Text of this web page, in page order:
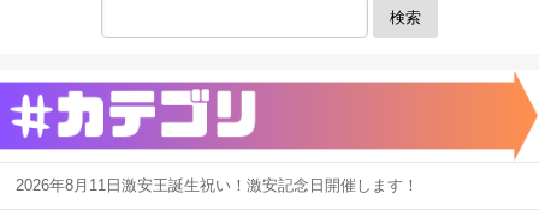
検索
2026年8月11日激安王誕生祝い！激安記念日開催します！